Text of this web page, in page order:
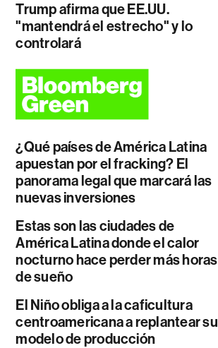
Trump afirma que EE.UU.
"mantendrá el estrecho" y lo
controlará
¿Qué países de América Latina
apuestan por el fracking? El
panorama legal que marcará las
nuevas inversiones
Estas son las ciudades de
América Latina donde el calor
nocturno hace perder más horas
de sueño
El Niño obliga a la caficultura
centroamericana a replantear su
modelo de producción